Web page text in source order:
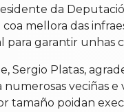
da
mellora das
garantir unhas
Sergio Platas,
veciñas
tamaño poidan